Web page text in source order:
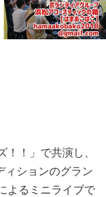
！！」で共演し、
ィションのグラン
よるミニライブで